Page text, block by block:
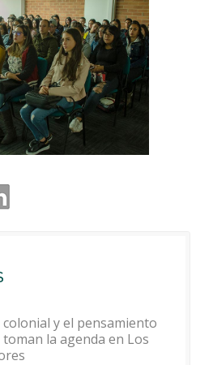
colonial y el pensamiento
la agenda en Los